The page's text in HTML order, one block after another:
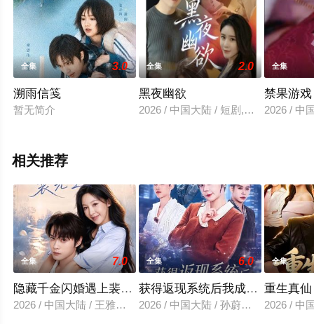
全集 3.0
溯雨信笺
暂无简介
全集 2.0
黑夜幽欲
2026 / 中国大陆 / 短剧,擦边短
全集
禁果游戏
2026 / 中
相关推荐
全集 7.0
隐藏千金闪婚遇上裴先生
2026 / 中国大陆 / 王雅清＆朱城玮
全集 6.0
获得返现系统后我成了万人迷
2026 / 中国大陆 / 孙蔚琳＆魏胜奇
全集
重生真
2026 / 中